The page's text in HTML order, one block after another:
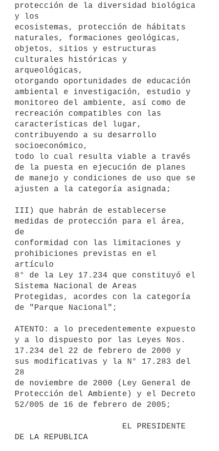
protección de la diversidad biológica
y los
ecosistemas, protección de hábitats
naturales, formaciones geológicas,
objetos, sitios y estructuras
culturales históricas y
arqueológicas,
otorgando oportunidades de educación
ambiental e investigación, estudio y
monitoreo del ambiente, así como de
recreación compatibles con las
características del lugar,
contribuyendo a su desarrollo
socioeconómico,
todo lo cual resulta viable a través
de la puesta en ejecución de planes
de manejo y condiciones de uso que se
ajusten a la categoría asignada;
III) que habrán de establecerse
medidas de protección para el área,
de
conformidad con las limitaciones y
prohibiciones previstas en el
artículo
8° de la Ley 17.234 que constituyó el
Sistema Nacional de Areas
Protegidas, acordes con la categoría
de "Parque Nacional";
ATENTO: a lo precedentemente expuesto
y a lo dispuesto por las Leyes Nos.
17.234 del 22 de febrero de 2000 y
sus modificativas y la N° 17.283 del
28
de noviembre de 2000 (Ley General de
Protección del Ambiente) y el Decreto
52/005 de 16 de febrero de 2005;
DE LA REPUBLICA